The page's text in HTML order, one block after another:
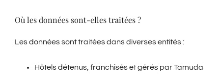
Où les données sont-elles traitées ?
Les données sont traitées dans diverses entités :
Hôtels détenus, franchisés et gérés par Tamuda